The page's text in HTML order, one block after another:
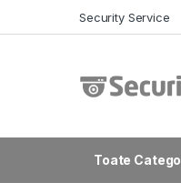
Security Service
Toate